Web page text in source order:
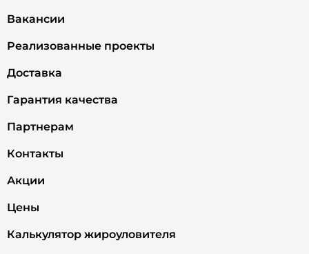
Вакансии
Реализованные проекты
Доставка
Гарантия качества
Партнерам
Контакты
Акции
Цены
Калькулятор жироуловителя